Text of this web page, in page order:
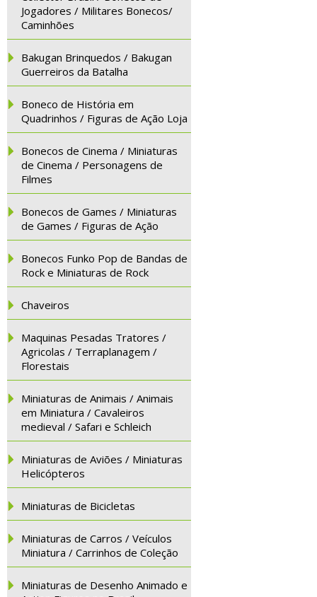
Jogadores / Militares Bonecos/
Caminhões
Bakugan Brinquedos / Bakugan
Guerreiros da Batalha
Boneco de História em
Quadrinhos / Figuras de Ação Loja
Bonecos de Cinema / Miniaturas
de Cinema / Personagens de
Filmes
Bonecos de Games / Miniaturas
de Games / Figuras de Ação
Bonecos Funko Pop de Bandas de
Rock e Miniaturas de Rock
Chaveiros
Maquinas Pesadas Tratores /
Agricolas / Terraplanagem /
Florestais
Miniaturas de Animais / Animais
em Miniatura / Cavaleiros
medieval / Safari e Schleich
Miniaturas de Aviões / Miniaturas
Helicópteros
Miniaturas de Bicicletas
Miniaturas de Carros / Veículos
Miniatura / Carrinhos de Coleção
Miniaturas de Desenho Animado e